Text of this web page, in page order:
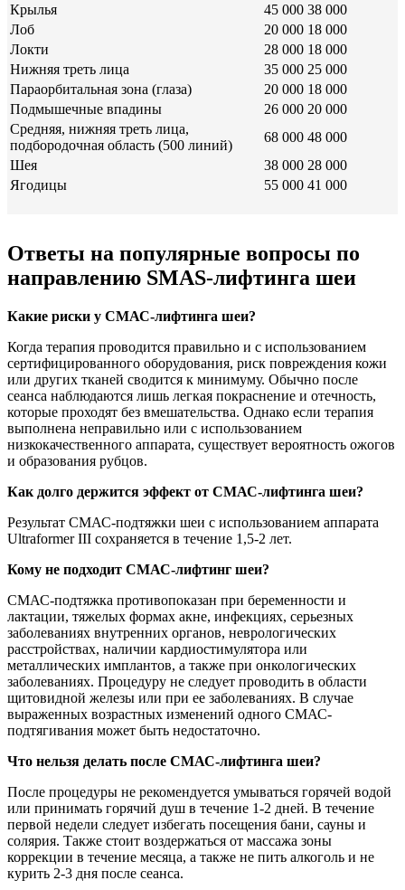
Крылья
45 000 38 000
Лоб
20 000 18 000
Локти
28 000 18 000
Нижняя треть лица
35 000 25 000
Параорбитальная зона (глаза)
20 000 18 000
Подмышечные впадины
26 000 20 000
Средняя, нижняя треть лица,
подбородочная область (500 линий)
68 000 48 000
Шея
38 000 28 000
Ягодицы
55 000 41 000
Ответы на популярные вопросы по
направлению SMAS-лифтинга шеи
Какие риски у СМАС-лифтинга шеи?
Когда терапия проводится правильно и с использованием
сертифицированного оборудования, риск повреждения кожи
или других тканей сводится к минимуму. Обычно после
сеанса наблюдаются лишь легкая покраснение и отечность,
которые проходят без вмешательства. Однако если терапия
выполнена неправильно или с использованием
низкокачественного аппарата, существует вероятность ожогов
и образования рубцов.
Как долго держится эффект от СМАС-лифтинга шеи?
Результат СМАС-подтяжки шеи с использованием аппарата
Ultraformer III сохраняется в течение 1,5-2 лет.
Кому не подходит СМАС-лифтинг шеи?
СМАС-подтяжка противопоказан при беременности и
лактации, тяжелых формах акне, инфекциях, серьезных
заболеваниях внутренних органов, неврологических
расстройствах, наличии кардиостимулятора или
металлических имплантов, а также при онкологических
заболеваниях. Процедуру не следует проводить в области
щитовидной железы или при ее заболеваниях. В случае
выраженных возрастных изменений одного СМАС-
подтягивания может быть недостаточно.
Что нельзя делать после СМАС-лифтинга шеи?
После процедуры не рекомендуется умываться горячей водой
или принимать горячий душ в течение 1-2 дней. В течение
первой недели следует избегать посещения бани, сауны и
солярия. Также стоит воздержаться от массажа зоны
коррекции в течение месяца, а также не пить алкоголь и не
курить 2-3 дня после сеанса.